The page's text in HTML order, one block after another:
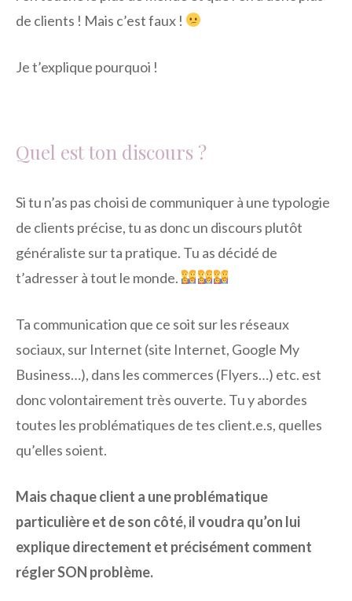
de clients ! Mais c’est faux !
Je t’explique pourquoi !
Quel est ton discours ?
Si tu n’as pas choisi de communiquer à une typologie
de clients précise, tu as donc un discours plutôt
généraliste sur ta pratique. Tu as décidé de
t’adresser à tout le monde.
Ta communication que ce soit sur les réseaux
sociaux, sur Internet (site Internet, Google My
Business…), dans les commerces (Flyers…) etc. est
donc volontairement très ouverte. Tu y abordes
toutes les problématiques de tes client.e.s, quelles
qu’elles soient.
Mais chaque client a une problématique
particulière et de son côté, il voudra qu’on lui
explique directement et précisément comment
régler SON problème.